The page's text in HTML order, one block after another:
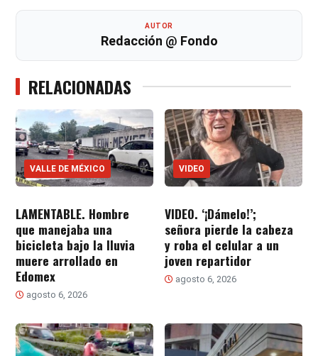
AUTOR
Redacción @ Fondo
RELACIONADAS
VALLE DE MÉXICO
LAMENTABLE. Hombre
que manejaba una
bicicleta bajo la lluvia
muere arrollado en
Edomex
agosto 6, 2026
VIDEO
VIDEO. ‘¡Dámelo!’;
señora pierde la cabeza
y roba el celular a un
joven repartidor
agosto 6, 2026